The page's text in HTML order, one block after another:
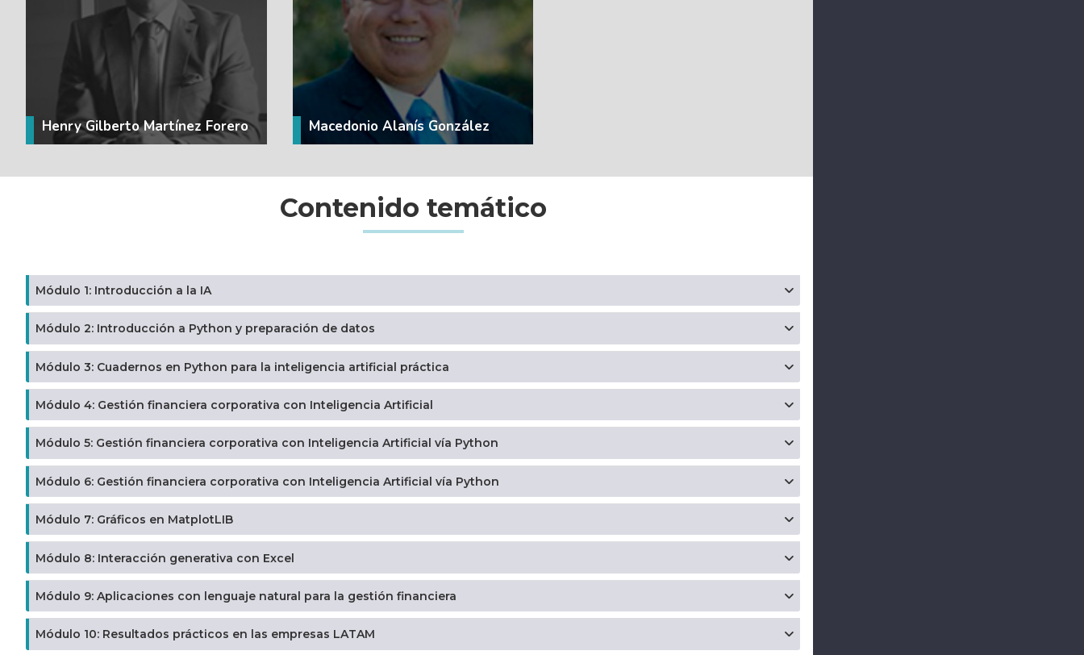
VER MÁS
Henry Gilberto Martínez Forero
VER MÁS
Macedonio Alanís González
Contenido temático
Módulo 1: Introducción a la IA
Módulo 2: Introducción a Python y preparación de datos
Módulo 3: Cuadernos en Python para la inteligencia artificial práctica
Módulo 4: Gestión financiera corporativa con Inteligencia Artificial
Módulo 5: Gestión financiera corporativa con Inteligencia Artificial vía Python
Módulo 6: Gestión financiera corporativa con Inteligencia Artificial vía Python
Módulo 7: Gráficos en MatplotLIB
Módulo 8: Interacción generativa con Excel
Módulo 9: Aplicaciones con lenguaje natural para la gestión financiera
Módulo 10: Resultados prácticos en las empresas LATAM